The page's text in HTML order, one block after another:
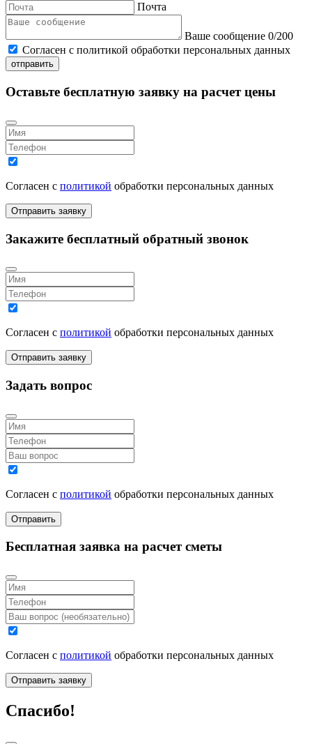
Почта
Ваше сообщение 0/200
Согласен с политикой обработки персональных данных
отправить
Оставьте бесплатную заявку на расчет цены
Согласен с политикой обработки персональных данных
Закажите бесплатный обратный звонок
Согласен с политикой обработки персональных данных
Задать вопрос
Согласен с политикой обработки персональных данных
Бесплатная заявка на расчет сметы
Согласен с политикой обработки персональных данных
Спасибо!